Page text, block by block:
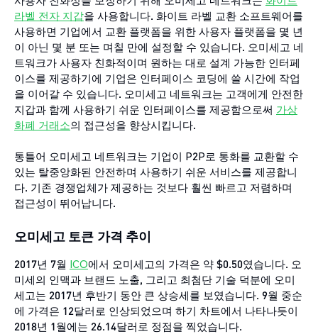
라벨 전자 지갑을 사용합니다. 화이트 라벨 교환 소프트웨어를
사용하면 기업에서 교환 플랫폼을 위한 사용자 플랫폼을 몇 년
이 아닌 몇 분 또는 며칠 만에 설정할 수 있습니다. 오미세고 네
트워크가 사용자 친화적이며 원하는 대로 설계 가능한 인터페
이스를 제공하기에 기업은 인터페이스 코딩에 쓸 시간에 작업
을 이어갈 수 있습니다. 오미세고 네트워크는 고객에게 안전한
지갑과 함께 사용하기 쉬운 인터페이스를 제공함으로써 가상
화폐 거래소의 접근성을 향상시킵니다.
통틀어 오미세고 네트워크는 기업이 P2P로 통화를 교환할 수
있는 탈중앙화된 안전하며 사용하기 쉬운 서비스를 제공합니
다. 기존 경쟁업체가 제공하는 것보다 훨씬 빠르고 저렴하며
접근성이 뛰어납니다.
오미세고 토큰 가격 추이
2017년 7월 ICO에서 오미세고의 가격은 약 $0.50였습니다. 오
미세의 인맥과 브랜드 노출, 그리고 최첨단 기술 덕분에 오미
세고는 2017년 후반기 동안 큰 상승세를 보였습니다. 9월 중순
에 가격은 12달러로 인상되었으며 하기 차트에서 나타나듯이
2018년 1월에는 26.14달러로 정점을 찍었습니다.